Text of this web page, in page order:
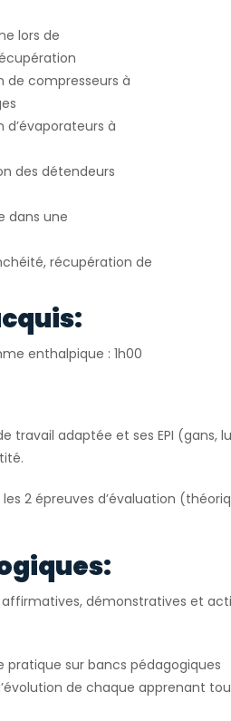
lors de
de compresseurs à
à
des détendeurs
dans une
récupération de
enthalpique : 1h00
travail adaptée et ses EPI (gans,
2 épreuves d’évaluation
démonstratives et
sur bancs pédagogiques
de chaque apprenant